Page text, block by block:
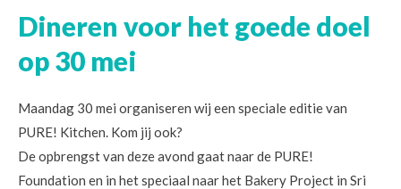
Dineren voor het goede doel
op 30 mei
Maandag 30 mei organiseren wij een speciale editie van
PURE! Kitchen. Kom jij ook?
De opbrengst van deze avond gaat naar de PURE!
Foundation en in het speciaal naar het Bakery Project in Sri